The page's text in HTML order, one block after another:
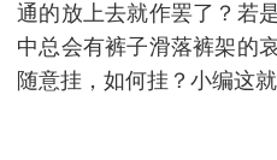
通的放上去就作罢了？若
中总会有裤子滑落裤架的
随意挂，如何挂？小编这